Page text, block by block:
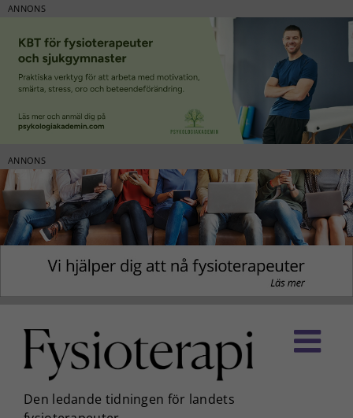
ANNONS
ANNONS
innehållet